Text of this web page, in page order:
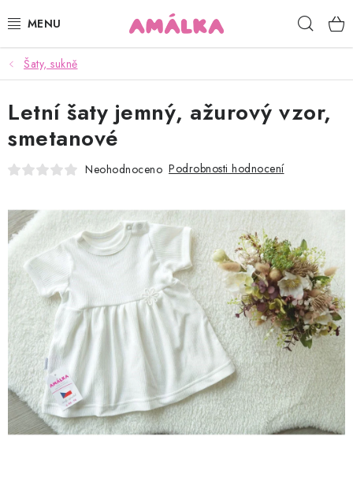
na
KOJENECKÉ, DĚTSKÉ OBLEČENÍ
ČEPICE, RUKAVICE, NÁKRČNÍKY
OSUŠKY, BRYNDÁKY, DEKY, DOPLŇKY
POUKAZY
KONTAKTY
HODNOCENÍ OBCHODU
Kontakty Proč AMÁLKA?
Doprava a platba
Tabulka velikostí
Postup pro vrácení a výměnu
Velkoobchod
Obchodní podmínky
Podmínky ochrany osobních údajů
Blog
Šaty, sukně
Letní šaty jemný, ažurový vzor,
smetanové
Neohodnoceno Podrobnosti hodnocení